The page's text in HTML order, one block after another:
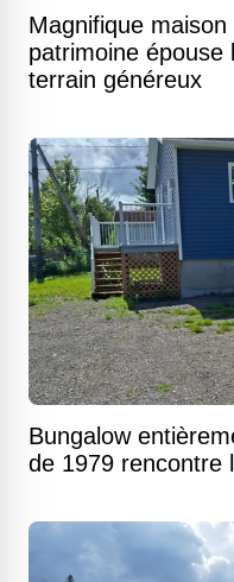
Magnifique
patrimoine
terrain généreux
Bungalow
de 1979 rencontre